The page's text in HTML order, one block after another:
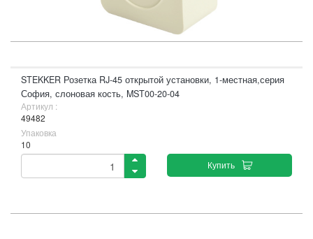
STEKKER Розетка RJ-45 открытой установки, 1-местная,серия
София, слоновая кость, MST00-20-04
Артикул :
49482
Упаковка
10
Купить